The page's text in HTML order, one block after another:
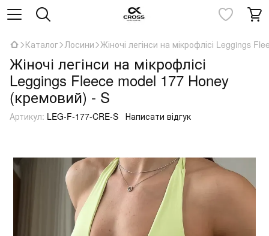
Каталог Лосини Жіночі легінси на мікрофлісі Leggings
Жіночі легінси на мікрофлісі
Leggings Fleece model 177 Honey
(кремовий) - S
Артикул: LEG-F-177-CRE-S Написати відгук